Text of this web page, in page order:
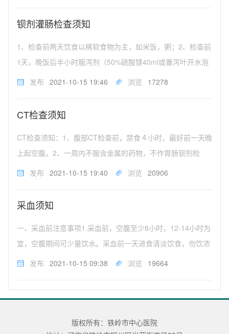
钡剂灌肠检查须知
1、检查前两天饮食以稀软食物为主，如米饭，粥；2、检查前
1天，晚饭后半小时服泻剂（50%硫酸镁40ml或番泻叶开水泡
服）。3、检查当日早晨不进饮食（包括开水），并在医院生
发布 2021-10-15 19:46 浏览 17278
CT检查须知
CT检查须知：1、腹部CT检查前，禁食４小时，最好前一天晚
上起空腹。2、一周内不服含金属的药物，不作胃肠钡剂检
查。若已作钡剂检查者，须待钡剂排空后才能检查；若需作急
检查，以免影响图象质量...
发布 2021-10-15 19:40 浏览 20906
采血须知
一、采血前注意事项1.采血前，空腹至少8小时，12-14小时为
宜，空腹期间可少量饮水。采血前一天进食清淡饮食，勿饮浓
茶和咖啡，勿食过于油腻及高蛋白食物。血常规，尿常规，无
发布 2021-10-15 09:38 浏览 19664
版权所有：铁岭市中心医院